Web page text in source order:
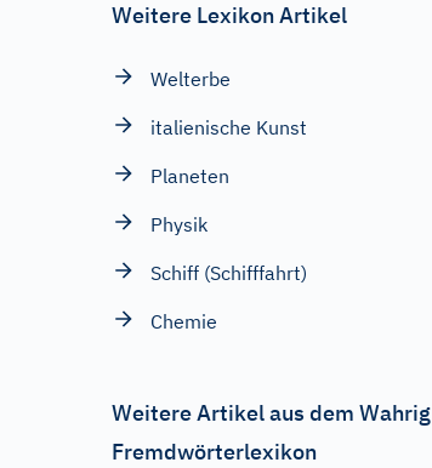
Weitere Lexikon Artikel
Welterbe
italienische Kunst
Planeten
Physik
Schiff (Schifffahrt)
Chemie
Weitere Artikel aus dem Wahrig
Fremdwörterlexikon